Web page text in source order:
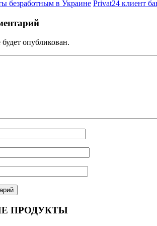
безработным в Украине Рrivat24 клиент
опубликован.
ПРОДУКТЫ